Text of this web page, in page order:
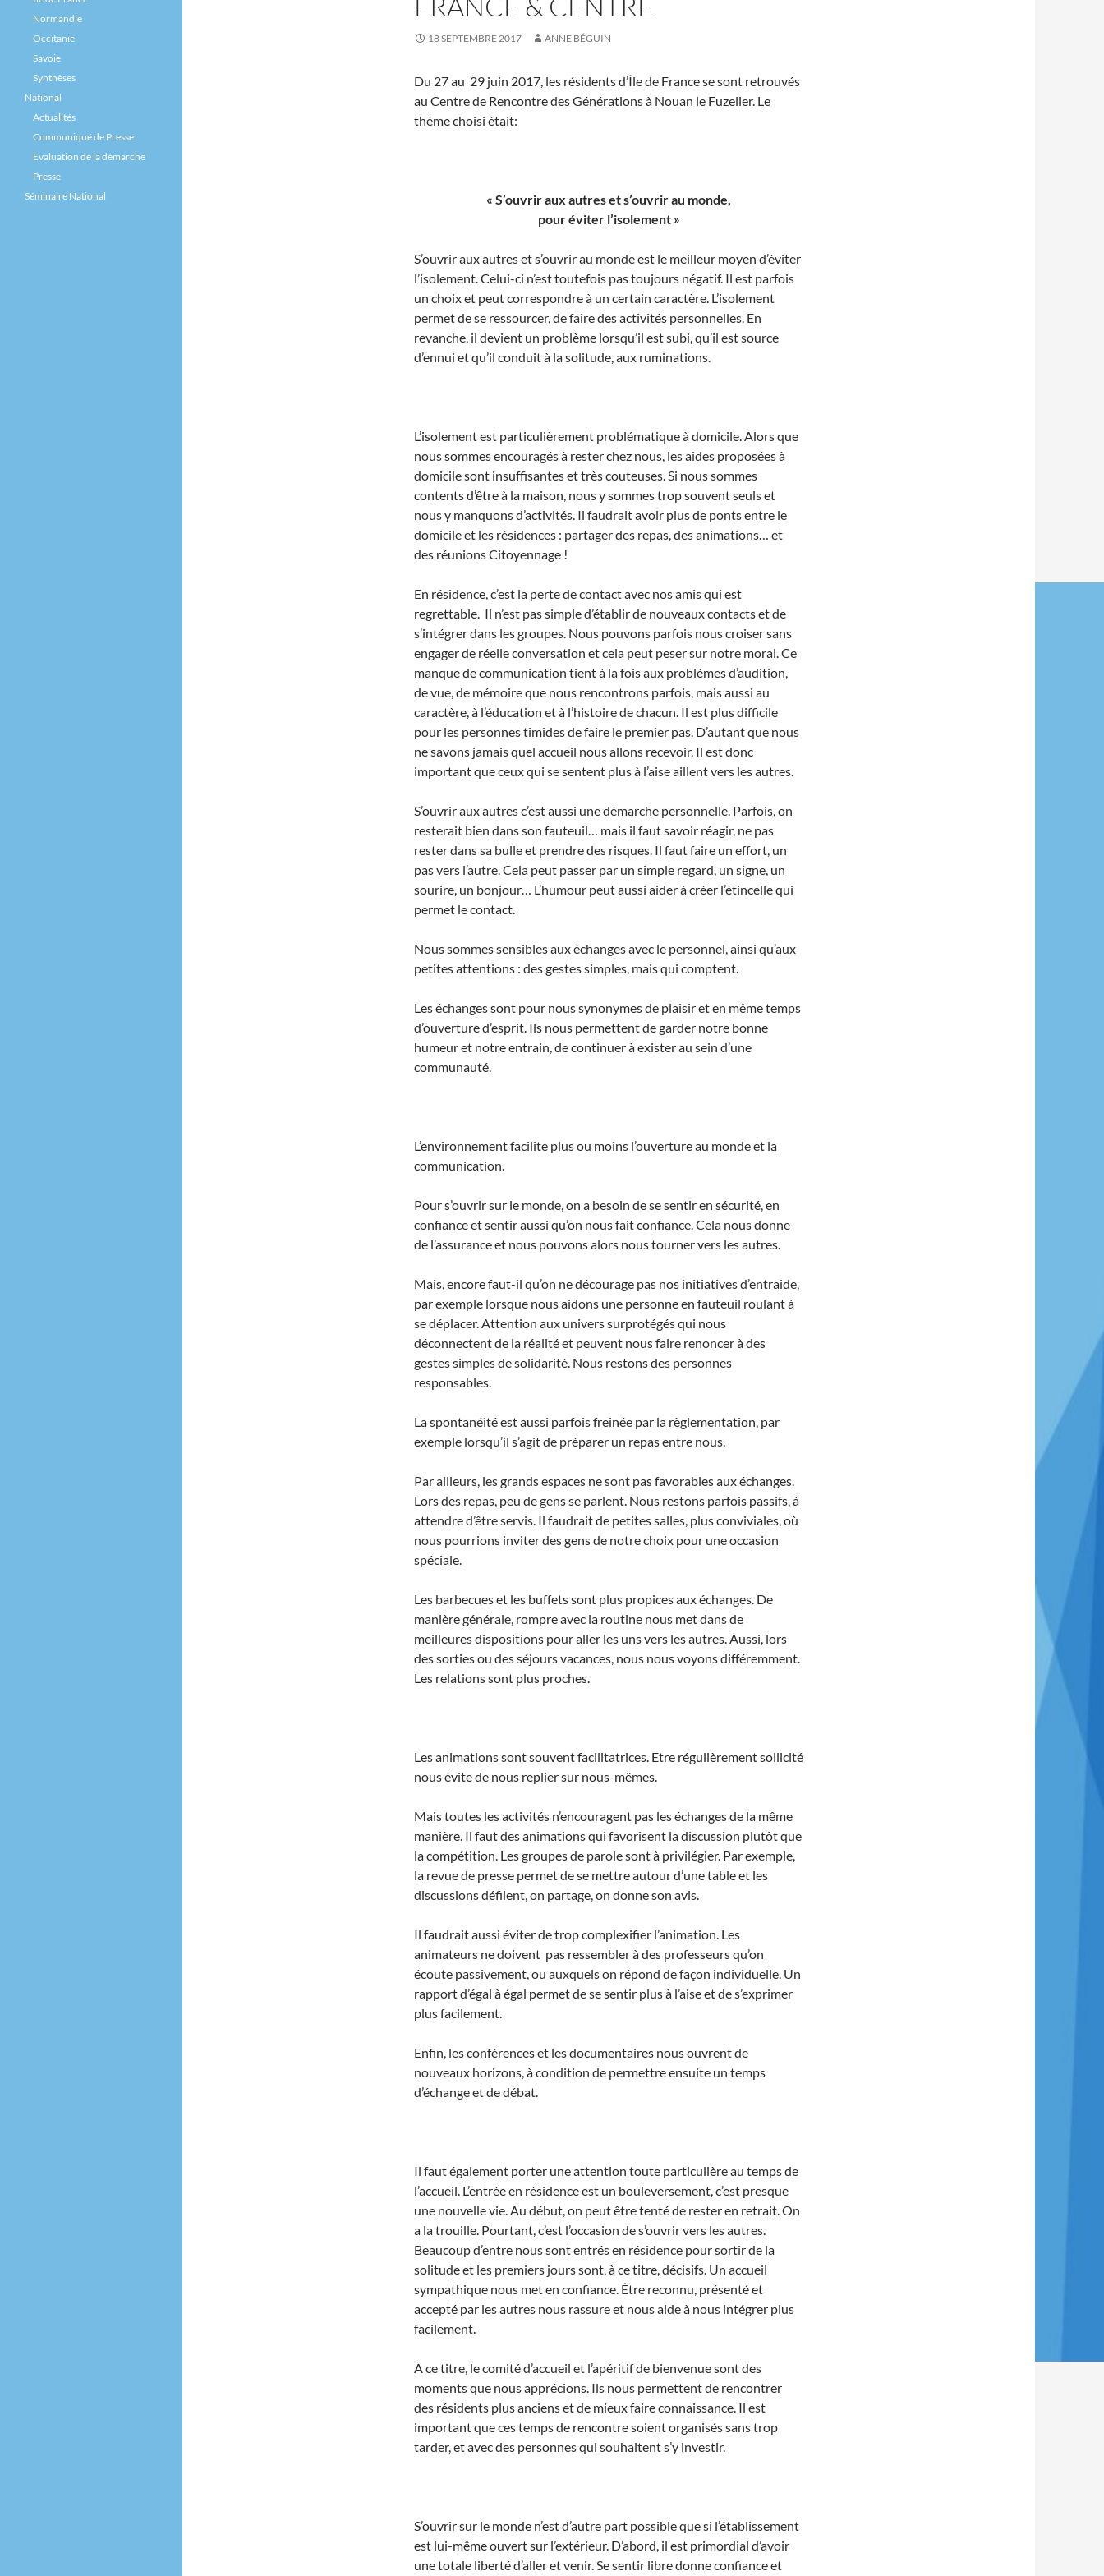
18 SEPTEMBRE 2017 ANNE BÉGUIN
Du 27 au 29 juin 2017, les résidents d’Île de France se sont retrouvés
au Centre de Rencontre des Générations à Nouan le Fuzelier. Le
thème choisi était:
« S’ouvrir aux autres et s’ouvrir au monde,
pour éviter l’isolement »
S’ouvrir aux autres et s’ouvrir au monde est le meilleur moyen d’éviter
l’isolement. Celui-ci n’est toutefois pas toujours négatif. Il est parfois
un choix et peut correspondre à un certain caractère. L’isolement
permet de se ressourcer, de faire des activités personnelles. En
revanche, il devient un problème lorsqu’il est subi, qu’il est source
d’ennui et qu’il conduit à la solitude, aux ruminations.
L’isolement est particulièrement problématique à domicile. Alors que
nous sommes encouragés à rester chez nous, les aides proposées à
domicile sont insuffisantes et très couteuses. Si nous sommes
contents d’être à la maison, nous y sommes trop souvent seuls et
nous y manquons d’activités. Il faudrait avoir plus de ponts entre le
domicile et les résidences : partager des repas, des animations… et
des réunions Citoyennage !
En résidence, c’est la perte de contact avec nos amis qui est
regrettable. Il n’est pas simple d’établir de nouveaux contacts et de
s’intégrer dans les groupes. Nous pouvons parfois nous croiser sans
engager de réelle conversation et cela peut peser sur notre moral. Ce
manque de communication tient à la fois aux problèmes d’audition,
de vue, de mémoire que nous rencontrons parfois, mais aussi au
caractère, à l’éducation et à l’histoire de chacun. Il est plus difficile
pour les personnes timides de faire le premier pas. D’autant que nous
ne savons jamais quel accueil nous allons recevoir. Il est donc
important que ceux qui se sentent plus à l’aise aillent vers les autres.
S’ouvrir aux autres c’est aussi une démarche personnelle. Parfois, on
resterait bien dans son fauteuil… mais il faut savoir réagir, ne pas
rester dans sa bulle et prendre des risques. Il faut faire un effort, un
pas vers l’autre. Cela peut passer par un simple regard, un signe, un
sourire, un bonjour… L’humour peut aussi aider à créer l’étincelle qui
permet le contact.
Nous sommes sensibles aux échanges avec le personnel, ainsi qu’aux
petites attentions : des gestes simples, mais qui comptent.
Les échanges sont pour nous synonymes de plaisir et en même temps
d’ouverture d’esprit. Ils nous permettent de garder notre bonne
humeur et notre entrain, de continuer à exister au sein d’une
communauté.
L’environnement facilite plus ou moins l’ouverture au monde et la
communication.
Pour s’ouvrir sur le monde, on a besoin de se sentir en sécurité, en
confiance et sentir aussi qu’on nous fait confiance. Cela nous donne
de l’assurance et nous pouvons alors nous tourner vers les autres.
Mais, encore faut-il qu’on ne décourage pas nos initiatives d’entraide,
par exemple lorsque nous aidons une personne en fauteuil roulant à
se déplacer. Attention aux univers surprotégés qui nous
déconnectent de la réalité et peuvent nous faire renoncer à des
gestes simples de solidarité. Nous restons des personnes
responsables.
La spontanéité est aussi parfois freinée par la règlementation, par
exemple lorsqu’il s’agit de préparer un repas entre nous.
Par ailleurs, les grands espaces ne sont pas favorables aux échanges.
Lors des repas, peu de gens se parlent. Nous restons parfois passifs, à
attendre d’être servis. Il faudrait de petites salles, plus conviviales, où
nous pourrions inviter des gens de notre choix pour une occasion
spéciale.
Les barbecues et les buffets sont plus propices aux échanges. De
manière générale, rompre avec la routine nous met dans de
meilleures dispositions pour aller les uns vers les autres. Aussi, lors
des sorties ou des séjours vacances, nous nous voyons différemment.
Les relations sont plus proches.
Les animations sont souvent facilitatrices. Etre régulièrement sollicité
nous évite de nous replier sur nous-mêmes.
Mais toutes les activités n’encouragent pas les échanges de la même
manière. Il faut des animations qui favorisent la discussion plutôt que
la compétition. Les groupes de parole sont à privilégier. Par exemple,
la revue de presse permet de se mettre autour d’une table et les
discussions défilent, on partage, on donne son avis.
Il faudrait aussi éviter de trop complexifier l’animation. Les
animateurs ne doivent pas ressembler à des professeurs qu’on
écoute passivement, ou auxquels on répond de façon individuelle. Un
rapport d’égal à égal permet de se sentir plus à l’aise et de s’exprimer
plus facilement.
Enfin, les conférences et les documentaires nous ouvrent de
nouveaux horizons, à condition de permettre ensuite un temps
d’échange et de débat.
Il faut également porter une attention toute particulière au temps de
l’accueil. L’entrée en résidence est un bouleversement, c’est presque
une nouvelle vie. Au début, on peut être tenté de rester en retrait. On
a la trouille. Pourtant, c’est l’occasion de s’ouvrir vers les autres.
Beaucoup d’entre nous sont entrés en résidence pour sortir de la
solitude et les premiers jours sont, à ce titre, décisifs. Un accueil
sympathique nous met en confiance. Être reconnu, présenté et
accepté par les autres nous rassure et nous aide à nous intégrer plus
facilement.
A ce titre, le comité d’accueil et l’apéritif de bienvenue sont des
moments que nous apprécions. Ils nous permettent de rencontrer
des résidents plus anciens et de mieux faire connaissance. Il est
important que ces temps de rencontre soient organisés sans trop
tarder, et avec des personnes qui souhaitent s’y investir.
S’ouvrir sur le monde n’est d’autre part possible que si l’établissement
est lui-même ouvert sur l’extérieur. D’abord, il est primordial d’avoir
une totale liberté d’aller et venir. Se sentir libre donne confiance et
Normandie
Occitanie
Savoie
Synthèses
National
Actualités
Communiqué de Presse
Evaluation de la démarche
Presse
Séminaire National